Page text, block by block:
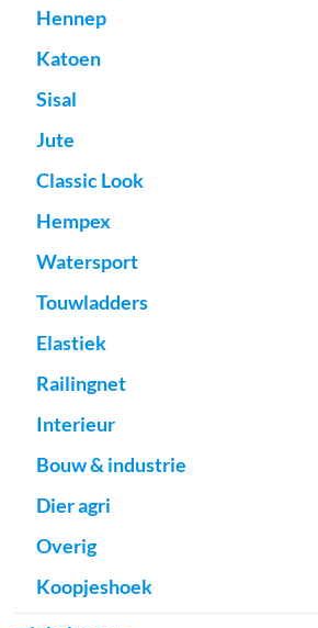
Hennep
Katoen
Sisal
Jute
Classic Look
Hempex
Watersport
Touwladders
Elastiek
Railingnet
Interieur
Bouw & industrie
Dier agri
Overig
Koopjeshoek